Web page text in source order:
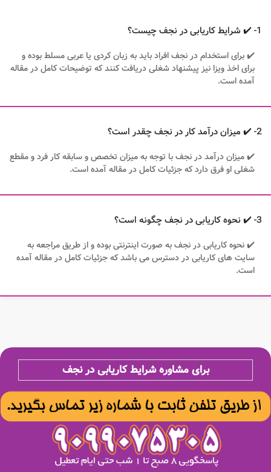
1- ✔️ شرایط کاریابی در نجف چیست؟
✔️ برای استخدام در نجف افراد باید به زبان کردی یا عربی مسلط بوده و
برای اخذ ویزا نیز پیشنهاد شغلی دریافت کنند که توضیحات کامل در مقاله
آمده است.
2- ✔️ میزان درآمد کار در نجف چقدر است؟
✔️ میزان درآمد در نجف با توجه به میزان تخصص و سابقه کار فرد و مقطع
شغلی او فرق دارد که جزئیات کامل در مقاله آمده است.
3- ✔️ نحوه کاریابی در نجف چگونه است؟
✔️ نحوه کاریابی در نجف به صورت اینترنتی بوده و از طریق مراجعه به
سایت های کاریابی در دسترس می باشد که جزئیات کامل در مقاله آمده
است.
برای مشاوره شرایط کاریابی در نجف